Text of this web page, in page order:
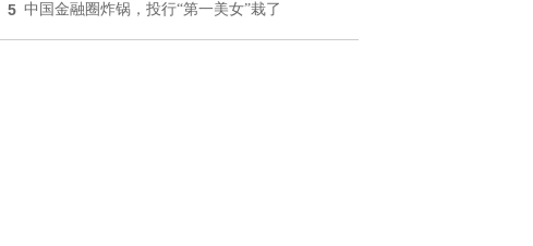
5 中国金融圈炸锅，投行“第一美女”栽了